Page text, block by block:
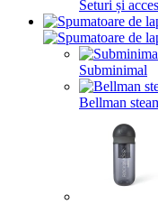
Seturi și
Subminimal
Bellman